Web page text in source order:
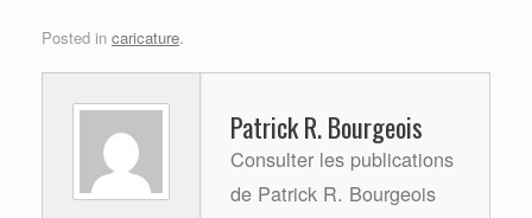
Posted in caricature.
Patrick R. Bourgeois
Consulter les publications
de Patrick R. Bourgeois